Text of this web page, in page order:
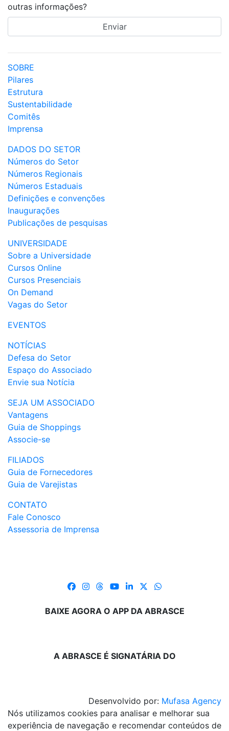
outras informações?
SOBRE
Pilares
Estrutura
Sustentabilidade
Comitês
Imprensa
DADOS DO SETOR
Números do Setor
Números Regionais
Números Estaduais
Definições e convenções
Inaugurações
Publicações de pesquisas
UNIVERSIDADE
Sobre a Universidade
Cursos Online
Cursos Presenciais
On Demand
Vagas do Setor
EVENTOS
NOTÍCIAS
Defesa do Setor
Espaço do Associado
Envie sua Notícia
SEJA UM ASSOCIADO
Vantagens
Guia de Shoppings
Associe-se
FILIADOS
Guia de Fornecedores
Guia de Varejistas
CONTATO
Fale Conosco
Assessoria de Imprensa
BAIXE AGORA O APP DA ABRASCE
A ABRASCE É SIGNATÁRIA DO
Desenvolvido por: Mufasa Agency
Nós utilizamos cookies para analisar e melhorar sua
experiência de navegação e recomendar conteúdos de